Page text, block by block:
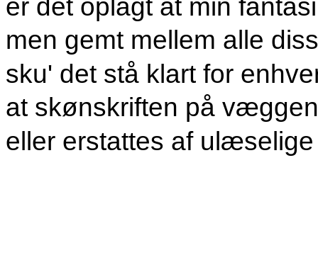
er det oplagt at min
men gemt mellem alle
sku' det stå klart for
at skønskriften på
eller erstattes af